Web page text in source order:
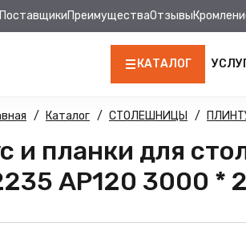
ПоставщикиПреимуществаОтзывы
КАТАЛОГ
ЛДСП
КРОМКА
МДФ
МДФ ПАНЕЛИ
Каталог СТОЛЕШНИЦЫ
и планки для
AP120 3000 *